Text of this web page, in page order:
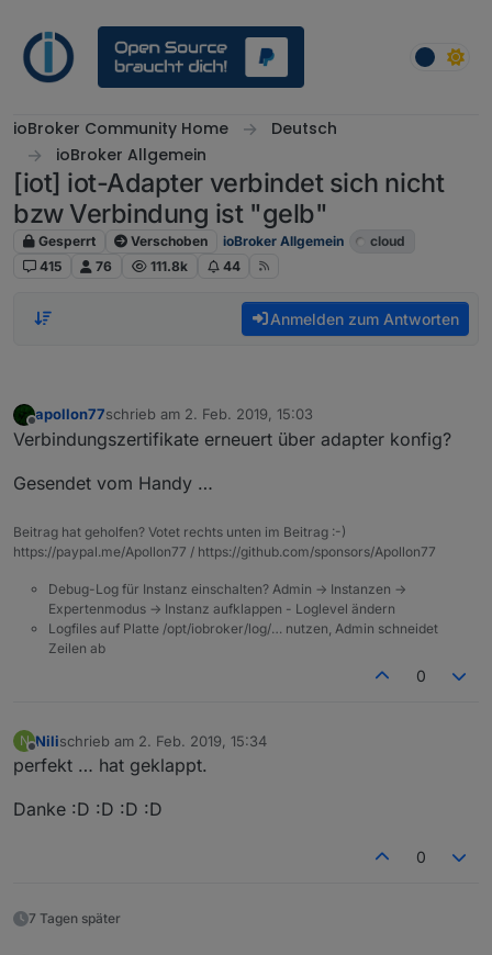
ioBroker Community Home
Deutsch
ioBroker Allgemein
[iot] iot-Adapter verbindet sich nicht
bzw Verbindung ist "gelb"
Gesperrt Verschoben ioBroker Allgemein
cloud
415
76 111.8k 44
Anmelden zum Antworten
Offline
apollon77schrieb am 2. Feb. 2019, 15:03
zuletzt editiert von
Verbindungszertifikate erneuert über adapter konfig?
Gesendet vom Handy …
Beitrag hat geholfen? Votet rechts unten im Beitrag :-)
https://paypal.me/Apollon77 / https://github.com/sponsors/Apollon77
Debug-Log für Instanz einschalten? Admin -> Instanzen ->
Expertenmodus -> Instanz aufklappen - Loglevel ändern
Logfiles auf Platte /opt/iobroker/log/… nutzen, Admin schneidet
Zeilen ab
0
N
Offline
Nilischrieb am 2. Feb. 2019, 15:34
zuletzt editiert von
perfekt … hat geklappt.
Danke :D :D :D :D
0
7 Tagen später